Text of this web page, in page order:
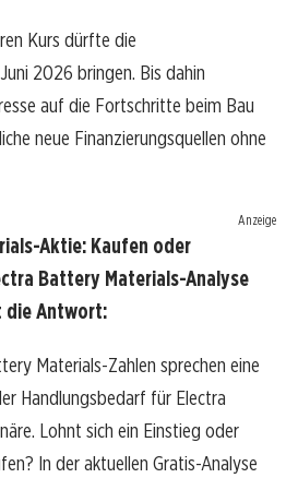
Kurs dürfte die
2026 bringen. Bis dahin
auf die Fortschritte beim Bau
neue Finanzierungsquellen ohne
Anzeige
Aktie: Kaufen oder
Battery Materials-Analyse
die Antwort:
Materials-Zahlen sprechen eine
Handlungsbedarf für Electra
Lohnt sich ein Einstieg oder
In der aktuellen Gratis-Analyse